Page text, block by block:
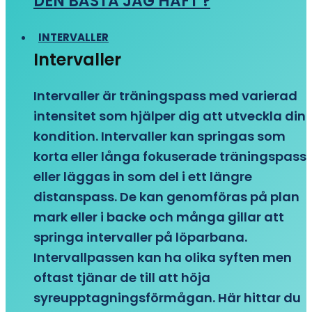
INTERVALLER
Intervaller
Intervaller är träningspass med varierad
intensitet som hjälper dig att utveckla din
kondition. Intervaller kan springas som
korta eller långa fokuserade träningspass
eller läggas in som del i ett längre
distanspass. De kan genomföras på plan
mark eller i backe och många gillar att
springa intervaller på löparbana.
Intervallpassen kan ha olika syften men
oftast tjänar de till att höja
syreupptagningsförmågan. Här hittar du